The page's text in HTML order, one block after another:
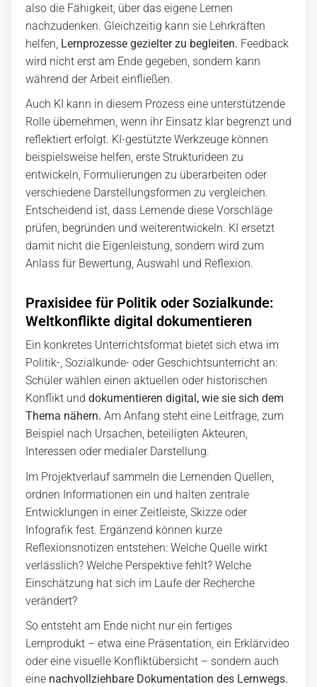
also die Fähigkeit, über das eigene Lernen
nachzudenken. Gleichzeitig kann sie Lehrkräften
helfen, Lernprozesse gezielter zu begleiten. Feedback
wird nicht erst am Ende gegeben, sondern kann
während der Arbeit einfließen.
Auch KI kann in diesem Prozess eine unterstützende
Rolle übernehmen, wenn ihr Einsatz klar begrenzt und
reflektiert erfolgt. KI-gestützte Werkzeuge können
beispielsweise helfen, erste Strukturideen zu
entwickeln, Formulierungen zu überarbeiten oder
verschiedene Darstellungsformen zu vergleichen.
Entscheidend ist, dass Lernende diese Vorschläge
prüfen, begründen und weiterentwickeln. KI ersetzt
damit nicht die Eigenleistung, sondern wird zum
Anlass für Bewertung, Auswahl und Reflexion.
Praxisidee für Politik oder Sozialkunde:
Weltkonflikte digital dokumentieren
Ein konkretes Unterrichtsformat bietet sich etwa im
Politik-, Sozialkunde- oder Geschichtsunterricht an:
Schüler wählen einen aktuellen oder historischen
Konflikt und dokumentieren digital, wie sie sich dem
Thema nähern. Am Anfang steht eine Leitfrage, zum
Beispiel nach Ursachen, beteiligten Akteuren,
Interessen oder medialer Darstellung.
Im Projektverlauf sammeln die Lernenden Quellen,
ordnen Informationen ein und halten zentrale
Entwicklungen in einer Zeitleiste, Skizze oder
Infografik fest. Ergänzend können kurze
Reflexionsnotizen entstehen: Welche Quelle wirkt
verlässlich? Welche Perspektive fehlt? Welche
Einschätzung hat sich im Laufe der Recherche
verändert?
So entsteht am Ende nicht nur ein fertiges
Lernprodukt – etwa eine Präsentation, ein Erklärvideo
oder eine visuelle Konfliktübersicht – sondern auch
eine nachvollziehbare Dokumentation des Lernwegs.